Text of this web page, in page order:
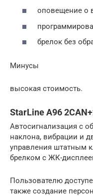
оповещение о
брелок без
Минусы
высокая стоимость.
StarLine A96
Автосигнализация с
наклона, вибрации и
управления штатным
брелком с ЖК-
Пользователю
также создание